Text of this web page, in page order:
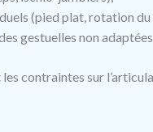
(pied plat, rotation
gestuelles non
contraintes sur